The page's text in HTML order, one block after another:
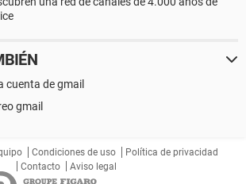
cuenta de gmail
gmail
Condiciones de uso
Política de privacidad
Contacto
Aviso legal